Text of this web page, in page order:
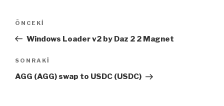
Yazı
Önceki
Yazı
ÖNCEKI
Windows Loader v2 by Daz 2 2 Magnet
Sonraki
Yazı
SONRAKI
AGG (AGG) swap to USDC (USDC)